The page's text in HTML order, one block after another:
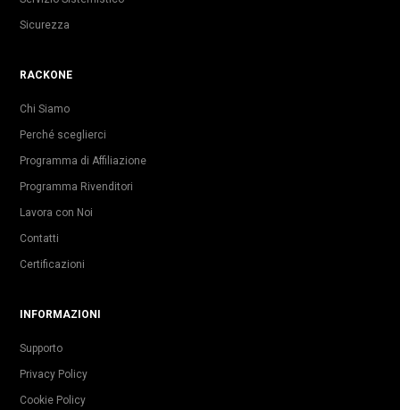
Sicurezza
RACKONE
Chi Siamo
Perché sceglierci
Programma di Affiliazione
Programma Rivenditori
Lavora con Noi
Contatti
Certificazioni
INFORMAZIONI
Supporto
Privacy Policy
Cookie Policy